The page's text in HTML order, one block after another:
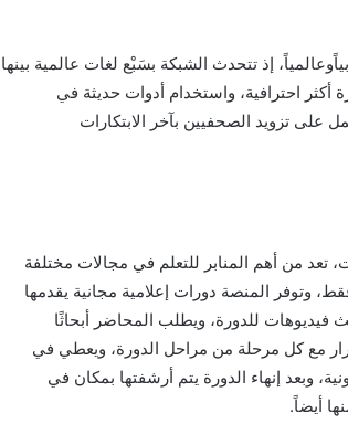
إذ تتحدث الشبكة بسَبْع لغات عالمية بينها
أكثر احترافية، واستخدام أدوات حديثة في
على تزويد الصحفيين بآخر الابتكارات
تعد من أهم المنابر للتعلم في مجالات مختلفة
المنصة دورات إعلامية مجانية يقدمها
فيديوهات للدورة، ويطلب المحاضر أبحاثًا
مع كل مرحلة من مراحل الدورة، ويعطي في
وبعد إنهاء الدورة يتم أرشفتها بمكان في
أيضاً.